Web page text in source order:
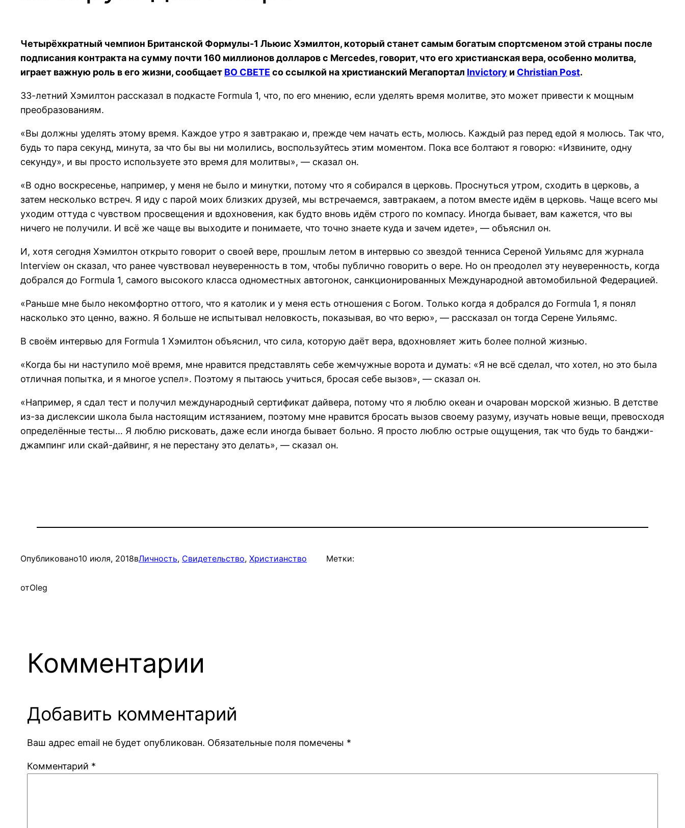
Четырёхкратный чемпион Британской Формулы-1 Льюис Хэмилтон, который станет самым богатым спортсменом этой страны после
подписания контракта на сумму почти 160 миллионов долларов с Mercedes, говорит, что его христианская вера, особенно молитва,
играет важную роль в его жизни, сообщает ВО СВЕТЕ со ссылкой на христианский Мегапортал Invictory и Christian Post.
33-летний Хэмилтон рассказал в подкасте Formula 1, что, по его мнению, если уделять время молитве, это может привести к мощным
преобразованиям.
«Вы должны уделять этому время. Каждое утро я завтракаю и, прежде чем начать есть, молюсь. Каждый раз перед едой я молюсь. Так что,
будь то пара секунд, минута, за что бы вы ни молились, воспользуйтесь этим моментом. Пока все болтают я говорю: «Извините, одну
секунду», и вы просто используете это время для молитвы», — сказал он.
«В одно воскресенье, например, у меня не было и минутки, потому что я собирался в церковь. Проснуться утром, сходить в церковь, а
затем несколько встреч. Я иду с парой моих близких друзей, мы встречаемся, завтракаем, а потом вместе идём в церковь. Чаще всего мы
уходим оттуда с чувством просвещения и вдохновения, как будто вновь идём строго по компасу. Иногда бывает, вам кажется, что вы
ничего не получили. И всё же чаще вы выходите и понимаете, что точно знаете куда и зачем идете», — объяснил он.
И, хотя сегодня Хэмилтон открыто говорит о своей вере, прошлым летом в интервью со звездой тенниса Сереной Уильямс для журнала
Interview он сказал, что ранее чувствовал неуверенность в том, чтобы публично говорить о вере. Но он преодолел эту неуверенность, когда
добрался до Formula 1, самого высокого класса одноместных автогонок, санкционированных Международной автомобильной Федерацией.
«Раньше мне было некомфортно оттого, что я католик и у меня есть отношения с Богом. Только когда я добрался до Formula 1, я понял
насколько это ценно, важно. Я больше не испытывал неловкость, показывая, во что верю», — рассказал он тогда Серене Уильямс.
В своём интервью для Formula 1 Хэмилтон объяснил, что сила, которую даёт вера, вдохновляет жить более полной жизнью.
«Когда бы ни наступило моё время, мне нравится представлять себе жемчужные ворота и думать: «Я не всё сделал, что хотел, но это была
отличная попытка, и я многое успел». Поэтому я пытаюсь учиться, бросая себе вызов», — сказал он.
«Например, я сдал тест и получил международный сертификат дайвера, потому что я люблю океан и очарован морской жизнью. В детстве
из-за дислексии школа была настоящим истязанием, поэтому мне нравится бросать вызов своему разуму, изучать новые вещи, превосходя
определённые тесты… Я люблю рисковать, даже если иногда бывает больно. Я просто люблю острые ощущения, так что будь то банджи-
джампинг или скай-дайвинг, я не перестану это делать», — сказал он.
Опубликовано10 июля, 2018вЛичность, Свидетельство, Христианство
отOleg
Метки:
Комментарии
Добавить комментарий
Ваш адрес email не будет опубликован. Обязательные поля помечены *
Комментарий *